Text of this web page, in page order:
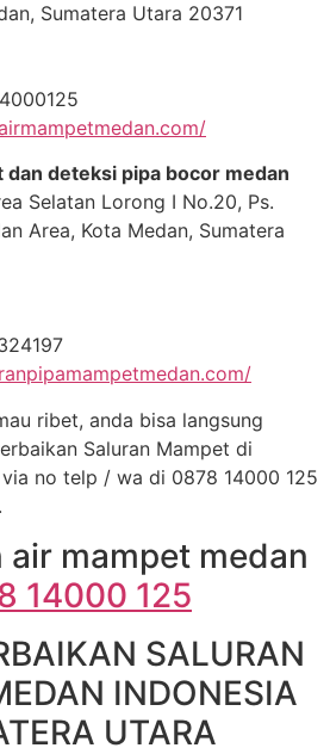
Sumatera Utara 20371
dan deteksi pipa bocor medan
Selatan Lorong I No.20, Ps.
Area, Kota Medan, Sumatera
ribet, anda bisa langsung
Saluran Mampet di
no telp / wa di 0878 14000 125
mampet medan
14000 125
SALURAN
INDONESIA
UTARA